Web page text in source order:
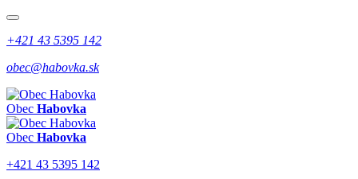
+421 43 5395 142
obec@habovka.sk
Obec Habovka
Obec Habovka
+421 43 5395 142